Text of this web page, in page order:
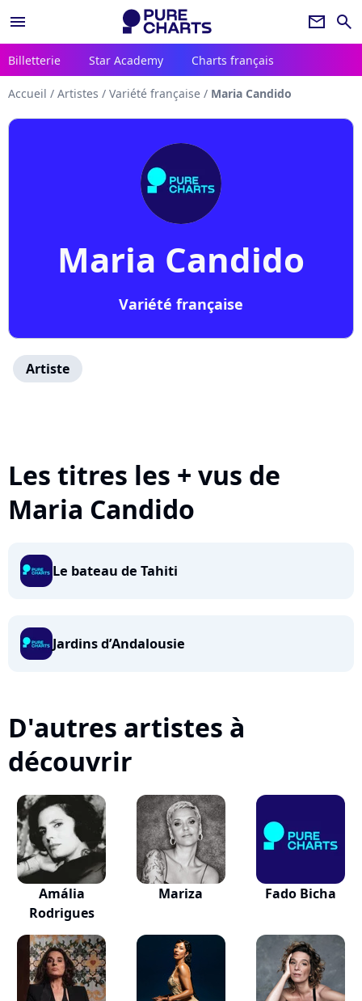
menu newsletter search
Billetterie Star Academy Charts français
Accueil / Artistes / Variété française / Maria Candido
Maria Candido
Variété française
Artiste
Les titres les + vus de
Maria Candido
Le bateau de Tahiti
Jardins d’Andalousie
D'autres artistes à
découvrir
Amália
Rodrigues
Mariza Fado Bicha